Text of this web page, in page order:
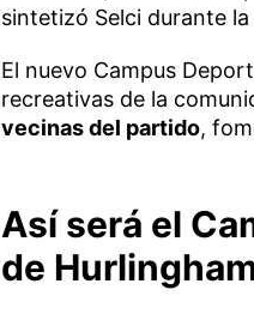
sintetizó Selci durante
El nuevo Campus
recreativas de la
vecinas del partido,
Así será el
de